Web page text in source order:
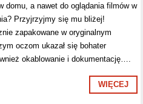
domu, a nawet do oglądania filmów w
Przyjrzyjmy się mu bliżej!
zapakowane w oryginalnym
oczom ukazał się bohater
okablowanie i dokumentację….
WIĘCEJ